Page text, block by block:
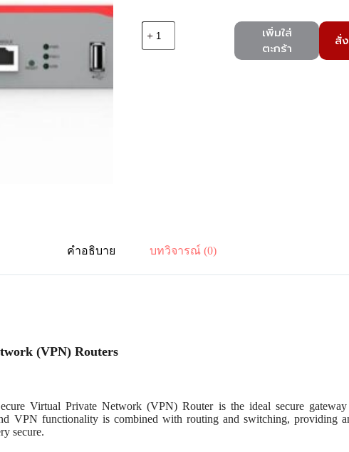
เพิ่มใส่
ตะกร้า
สั่
คำอธิบาย บทวิจารณ์ (0)
(VPN) Routers
Virtual Private Network (VPN) Router is the ideal secure
VPN functionality is combined with routing and switching, providing
secure.